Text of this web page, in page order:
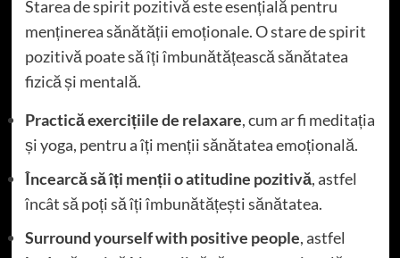
Starea de spirit pozitivă este esențială pentru
menținerea sănătății emoționale. O stare de spirit
pozitivă poate să îți îmbunătățească sănătatea
fizică și mentală.
Practică exercițiile de relaxare, cum ar fi meditația
și yoga, pentru a îți menții sănătatea emoțională.
Încearcă să îți menții o atitudine pozitivă, astfel
încât să poți să îți îmbunătățești sănătatea.
Surround yourself with positive people, astfel